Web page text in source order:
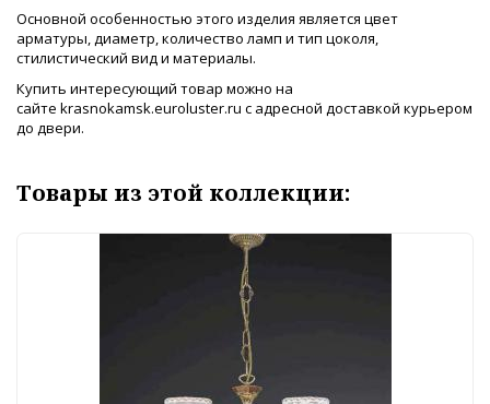
Основной особенностью этого изделия является цвет
арматуры, диаметр, количество ламп и тип цоколя,
стилистический вид и материалы.
Купить интересующий товар можно на
сайте krasnokamsk.euroluster.ru с адресной доставкой курьером
до двери.
Товары из этой коллекции: